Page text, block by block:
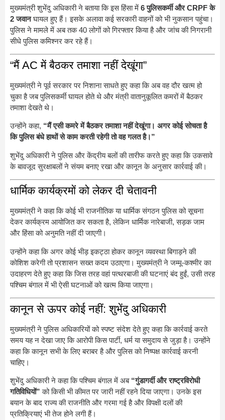
मुख्यमंत्री शुभेंदु अधिकारी ने बताया कि इस हिंसा में 6 पुलिसकर्मी और CRPF के
2 जवानघायल हुए हैं। इसके अलावा कई सरकारी वाहनों को भी नुकसान पहुंचा।
पुलिस ने मामले में अब तक 40 लोगों को गिरफ्तार किया है और जांच की निगरानी
सीधे पुलिस कमिश्नर कर रहे हैं।
“मैं AC में बैठकर तमाशा नहीं देखूंगा”
मुख्यमंत्री ने पूर्व सरकार पर निशाना साधते हुए कहा कि अब वह दौर खत्म हो
चुका है जब पुलिसकर्मी घायल होते थे और मंत्री वातानुकूलित कमरों में बैठकर
तमाशा देखते थे।
उन्होंने कहा, “मैं एसी कमरे में बैठकर तमाशा नहीं देखूंगा। अगर कोई सोचता है
कि पुलिस बंधे हाथों से काम करती रहेगी तो वह गलत है।”
शुभेंदु अधिकारी ने पुलिस और केंद्रीय बलों की तारीफ करते हुए कहा कि उकसावे
के बावजूद सुरक्षाबलों ने संयम बनाए रखा और कानून के अनुसार कार्रवाई की।
धार्मिक कार्यक्रमों को लेकर दी चेतावनी
मुख्यमंत्री ने कहा कि कोई भी राजनीतिक या धार्मिक संगठन पुलिस को सूचना
देकर कार्यक्रम आयोजित कर सकता है, लेकिन धार्मिक नारेबाजी, सड़क जाम
और हिंसा को अनुमति नहीं दी जाएगी।
उन्होंने कहा कि अगर कोई भीड़ इकट्ठा होकर कानून व्यवस्था बिगाड़ने की
कोशिश करेगी तो प्रशासन सख्त कदम उठाएगा। मुख्यमंत्री ने जम्मू-कश्मीर का
उदाहरण देते हुए कहा कि जिस तरह वहां पत्थरबाजी की घटनाएं बंद हुईं, उसी तरह
पश्चिम बंगाल में भी ऐसी घटनाओं को खत्म किया जाएगा।
कानून से ऊपर कोई नहीं: शुभेंदु अधिकारी
मुख्यमंत्री ने पुलिस अधिकारियों को स्पष्ट संदेश देते हुए कहा कि कार्रवाई करते
समय यह न देखा जाए कि आरोपी किस पार्टी, धर्म या समुदाय से जुड़ा है। उन्होंने
कहा कि कानून सभी के लिए बराबर है और पुलिस को निष्पक्ष कार्रवाई करनी
चाहिए।
शुभेंदु अधिकारी ने कहा कि पश्चिम बंगाल में अब “गुंडागर्दी और राष्ट्रविरोधी
गतिविधियों” को किसी भी कीमत पर जारी नहीं रहने दिया जाएगा। उनके इस
बयान के बाद राज्य की राजनीति और गरमा गई है और विपक्षी दलों की
प्रतिक्रियाएं भी तेज होने लगी हैं।